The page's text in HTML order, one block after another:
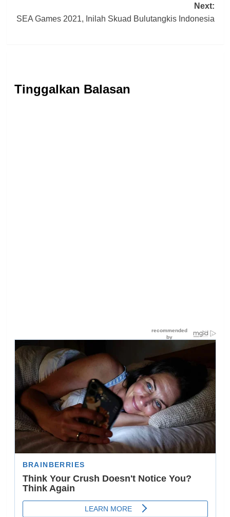
Next:
SEA Games 2021, Inilah Skuad Bulutangkis Indonesia
Tinggalkan Balasan